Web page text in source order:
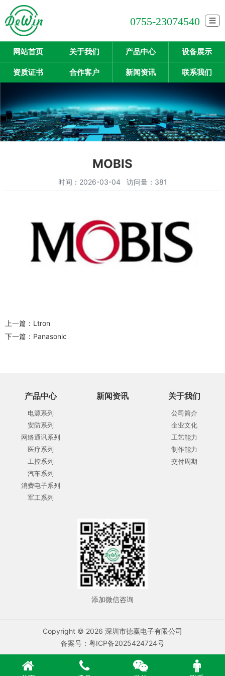
0755-23074540 ☰
网站首页 关于我们 产品中心 设备展示
资质证书 合作客户 新闻资讯 联系我们
MOBIS
时间：2026-03-04 访问量：381
上一篇： Ltron
下一篇： Panasonic
产品中心
电源系列
安防系列
网络通讯系列
医疗系列
工控系列
汽车系列
消费电子系列
军工系列
新闻资讯 关于我们
公司简介
企业文化
工艺能力
制作能力
交付周期
添加微信咨询
Copyright © 2026 深圳市德赢电子有限公司
备案号：粤ICP备2025424724号